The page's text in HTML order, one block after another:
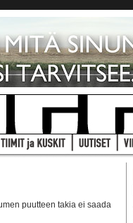
puutteen takia ei saada